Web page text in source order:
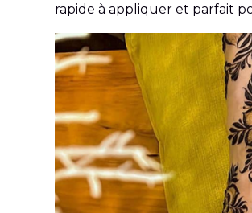
rapide à appliquer et parfait